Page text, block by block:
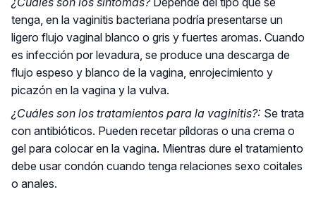
tenga, en la vaginitis bacteriana podría presentarse un
ligero flujo vaginal blanco o gris y fuertes aromas. Cuando
es infección por levadura, se produce una descarga de
flujo espeso y blanco de la vagina, enrojecimiento y
picazón en la vagina y la vulva.
¿Cuáles son los tratamientos para la vaginitis?: Se trata
con antibióticos. Pueden recetar píldoras o una crema o
gel para colocar en la vagina. Mientras dure el tratamiento
debe usar condón cuando tenga relaciones sexo coitales
o anales.